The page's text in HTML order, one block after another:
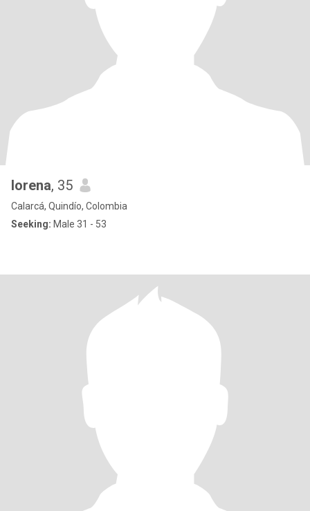
lorena, 35
Calarcá, Quindío, Colombia
Seeking: Male 31 - 53